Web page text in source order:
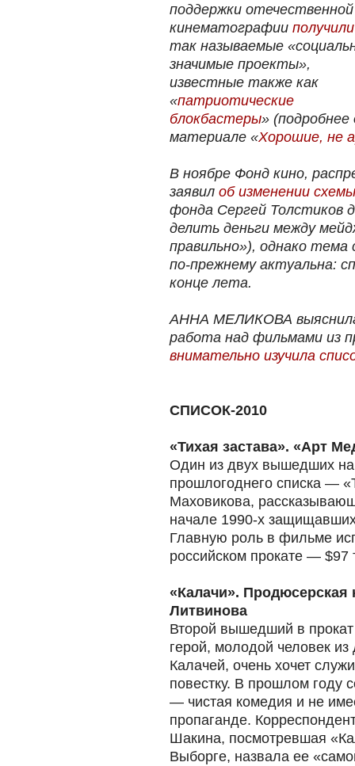
поддержки отечественной
кинематографии получили
так называемые
значимые проекты»,
известные также как
«патриотические
блокбастеры»
материале «Хорошие, не
В ноябре Фонд кино,
заявил об изменении
фонда Сергей Толстиков
делить деньги между
правильно»), однако тема
по-прежнему актуальна:
конце лета.
АННА МЕЛИКОВА выяснила
работа над фильмами из
внимательно изучила
СПИСОК-2010
«Тихая застава». «Арт
Один из двух вышедших
прошлогоднего списка —
Маховикова,
начале 1990-х
Главную роль в фильме
российском прокате — $97
«Калачи». Продюсерская
Литвинова
Второй вышедший в
герой, молодой человек из
Калачей, очень хочет
повестку. В прошлом году
— чистая комедия и не
пропаганде.
Шакина, посмотревшая
Выборге, назвала ее